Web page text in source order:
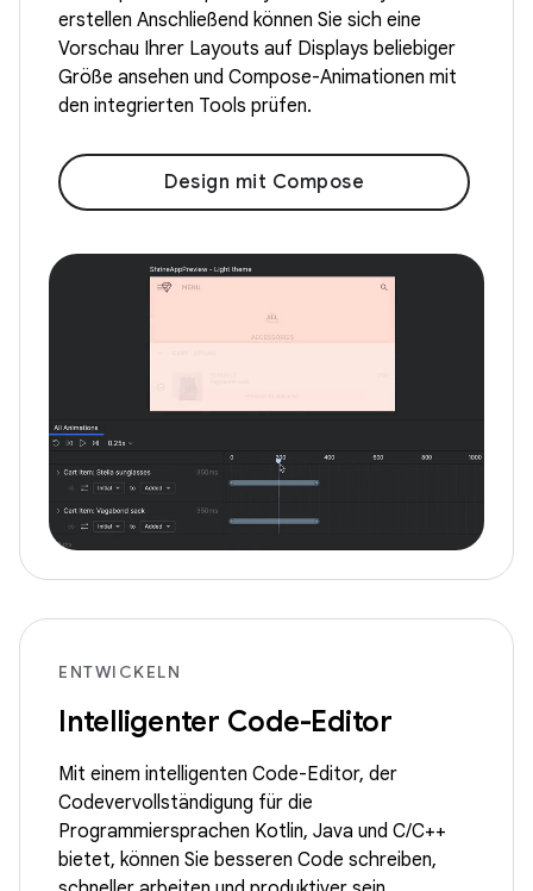
erstellen Anschließend können Sie sich eine
Vorschau Ihrer Layouts auf Displays beliebiger
Größe ansehen und Compose-Animationen mit
den integrierten Tools prüfen.
Design mit Compose
ENTWICKELN
Intelligenter Code-Editor
Mit einem intelligenten Code-Editor, der
Codevervollständigung für die
Programmiersprachen Kotlin, Java und C/C++
bietet, können Sie besseren Code schreiben,